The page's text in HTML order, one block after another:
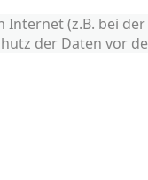
(z.B. bei
der Daten vor